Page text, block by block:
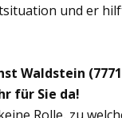
und er
Waldstein
für Sie da!